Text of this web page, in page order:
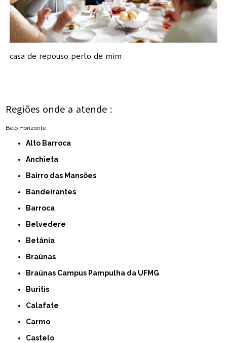
casa de repouso perto de mim
Regiões onde a atende :
Belo Horizonte
Alto Barroca
Anchieta
Bairro das Mansões
Bandeirantes
Barroca
Belvedere
Betânia
Braúnas
Braúnas Campus Pampulha da UFMG
Buritis
Calafate
Carmo
Castelo